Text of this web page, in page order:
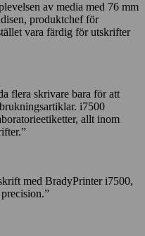
av media med 76 mm
produktchef för
vara färdig för utskrifter
flera skrivare bara för att
i7500
allt inom
med BradyPrinter i7500,